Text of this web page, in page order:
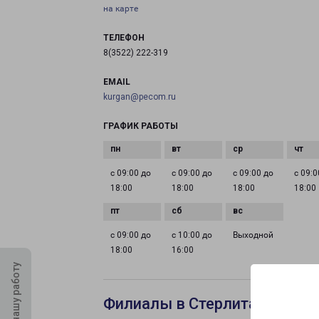
на карте
ТЕЛЕФОН
8(3522) 222-319
EMAIL
kurgan@pecom.ru
ГРАФИК РАБОТЫ
с 09:00 до
18:00
с 09:00 до
18:00
с 09:00 до
18:00
с
18:00
с 09:00 до
18:00
с 10:00 до
16:00
Выходной
Филиалы в Стерлитамаке